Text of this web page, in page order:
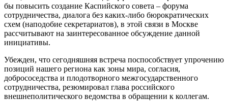
бы повысить создание Каспийского совета – форума
сотрудничества, диалога без каких-либо бюрократических
схем (наподобие секретариатов), в этой связи в Москве
рассчитывают на заинтересованное обсуждение данной
инициативы.
Убежден, что сегодняшняя встреча поспособствует упрочению
позиций нашего региона как зоны мира, согласия,
добрососедства и плодотворного межгосударственного
сотрудничества, резюмировал глава российского
внешнеполитического ведомства в обращении к коллегам.